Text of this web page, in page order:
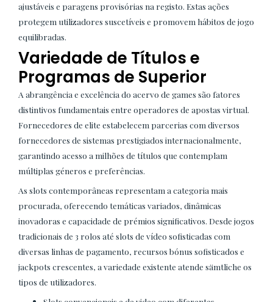
ajustáveis e paragens provisórias na registo. Estas ações
protegem utilizadores suscetíveis e promovem hábitos de jogo
equilibradas.
Variedade de Títulos e
Programas de Superior
A abrangência e excelência do acervo de games são fatores
distintivos fundamentais entre operadores de apostas virtual.
Fornecedores de elite estabelecem parcerias com diversos
fornecedores de sistemas prestigiados internacionalmente,
garantindo acesso a milhões de títulos que contemplam
múltiplas géneros e preferências.
As slots contemporâneas representam a categoria mais
procurada, oferecendo temáticas variados, dinâmicas
inovadoras e capacidade de prémios significativos. Desde jogos
tradicionais de 3 rolos até slots de vídeo sofisticadas com
diversas linhas de pagamento, recursos bónus sofisticados e
jackpots crescentes, a variedade existente atende sämtliche os
tipos de utilizadores.